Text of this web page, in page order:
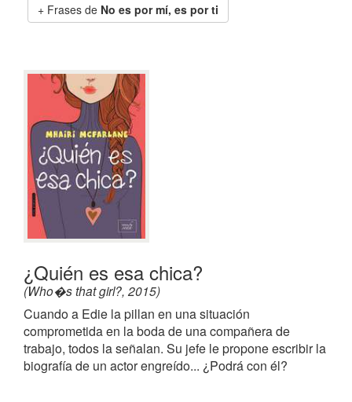
Frases de No es por mí, es por ti
¿Quién es esa chica?
(Who�s that girl?, 2015)
Cuando a Edie la pillan en una situación
comprometida en la boda de una compañera de
trabajo, todos la señalan. Su jefe le propone escribir la
biografía de un actor engreído... ¿Podrá con él?